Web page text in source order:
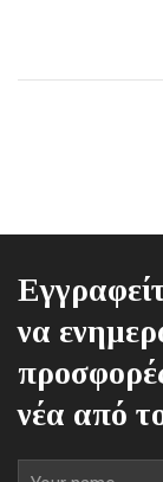
να
νέα από